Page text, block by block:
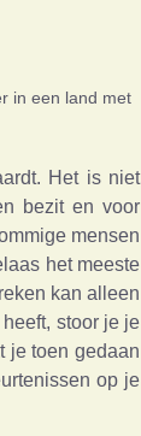
in een land met
Het is niet
bezit en voor
mensen
het meeste
kan alleen
stoor je je
je toen gedaan
op je